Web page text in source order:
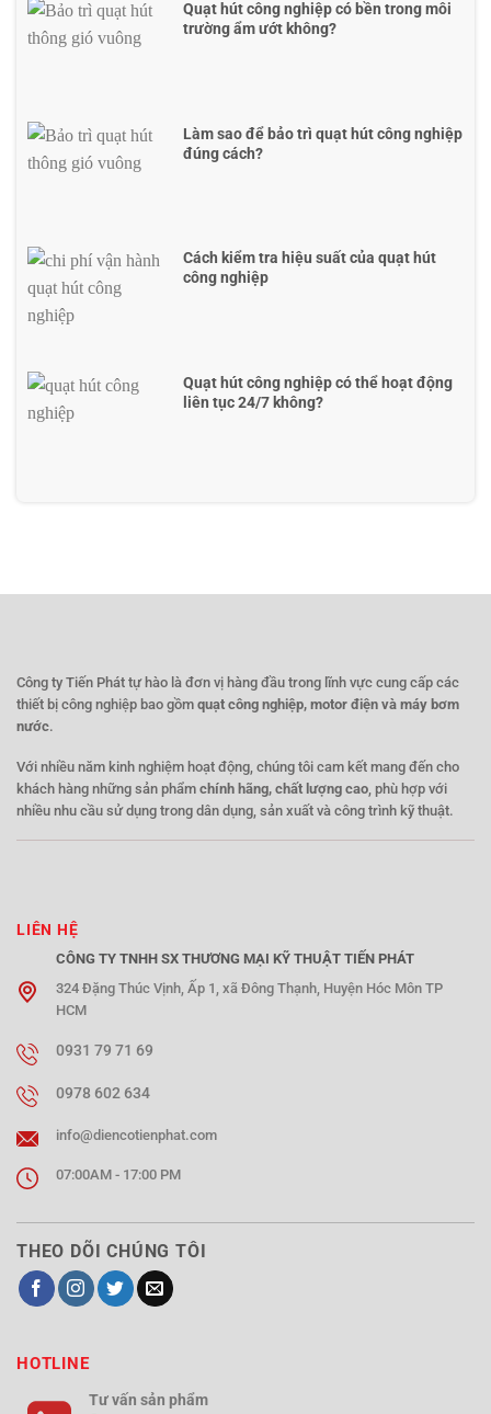
Quạt hút công nghiệp có bền trong môi
trường ẩm ướt không?
Làm sao để bảo trì quạt hút công nghiệp
đúng cách?
Cách kiểm tra hiệu suất của quạt hút
công nghiệp
Quạt hút công nghiệp có thể hoạt động
liên tục 24/7 không?
Công ty Tiến Phát tự hào là đơn vị hàng đầu trong lĩnh vực cung cấp các
thiết bị công nghiệp bao gồm quạt công nghiệp, motor điện và máy bơm
nước.
Với nhiều năm kinh nghiệm hoạt động, chúng tôi cam kết mang đến cho
khách hàng những sản phẩm chính hãng, chất lượng cao , phù hợp với
nhiều nhu cầu sử dụng trong dân dụng, sản xuất và công trình kỹ thuật.
LIÊN HỆ
CÔNG TY TNHH SX THƯƠNG MẠI KỸ THUẬT TIẾN PHÁT
324 Đặng Thúc Vịnh, Ấp 1, xã Đông Thạnh, Huyện Hóc Môn TP
HCM
0931 79 71 69
0978 602 634
info@diencotienphat.com
07:00AM - 17:00 PM
THEO DÕI CHÚNG TÔI
HOTLINE
Tư vấn sản phẩm